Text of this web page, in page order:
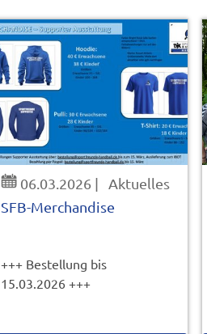
06.03.2026 |
Aktuelles
SFB-Merchandise
+++ Bestellung bis
15.03.2026 +++